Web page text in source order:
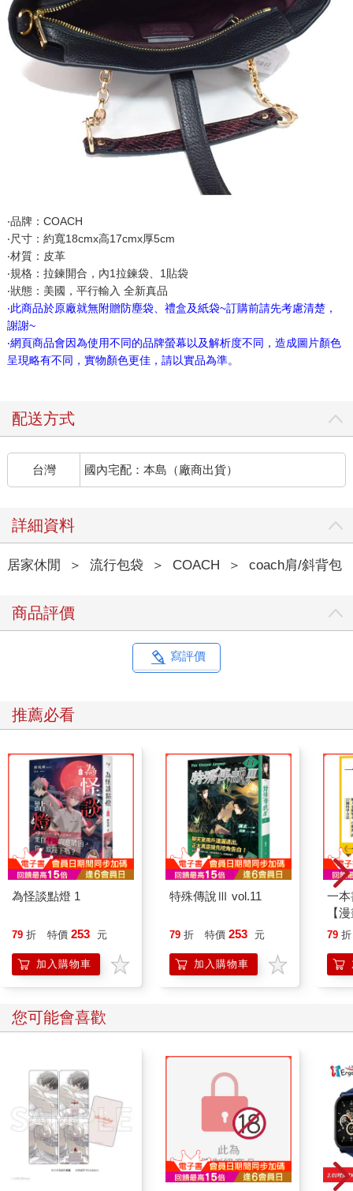
‧品牌：COACH
‧尺寸：約寬18cmx高17cmx厚5cm
‧材質：皮革
‧規格：拉鍊開合，內1拉鍊袋、1貼袋
‧狀態：美國，平行輸入 全新真品
‧此商品於原廠就無附贈防塵袋、禮盒及紙袋~訂購前請先考慮清楚，
謝謝~
‧網頁商品會因為使用不同的品牌螢幕以及解析度不同，造成圖片顏色
呈現略有不同，實物顏色更佳，請以實品為準。
配送方式
台灣 國內宅配：本島（廠商出貨）
詳細資料
居家休閒 ＞ 流行包袋 ＞ COACH ＞ coach肩/斜背包
商品評價
寫評價
推薦必看
為怪談點燈 1
79 折 特價 253 元
加入購物車
特殊傳說Ⅲ vol.11
79 折 特價 253 元
加入購物車
一
【
行
「
學方
79 折
您可能會喜歡